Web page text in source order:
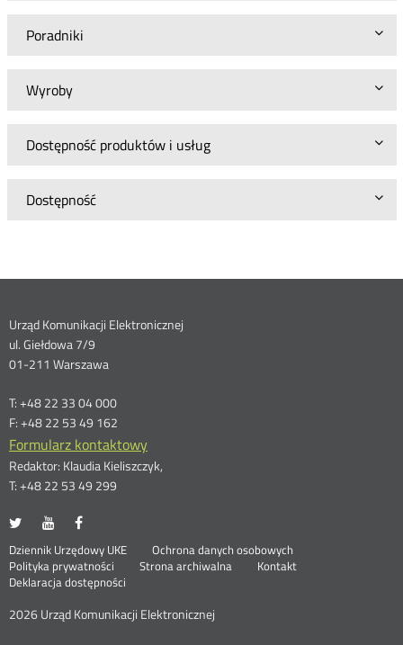
Poradniki
Wyroby
Dostępność produktów i usług
Dostępność
Dane
kontaktowe
Urząd Komunikacji Elektronicznej
ul. Giełdowa 7/9
01-211 Warszawa
T: +48 22 33 04 000
F: +48 22 53 49 162
Formularz kontaktowy
Redaktor: Klaudia Kieliszczyk,
T: +48 22 53 49 299
UKE
portalu
Twitter
Otwórz
nowym
oknie
UKE
portalu
Youtube
Otwórz
nowym
oknie
portalu
Facebook
nowym
oknie
Stopka
menu
Dziennik Urzędowy UKE Otwórz
Ochrona danych osobowych
Polityka prywatności
Otwórz
w
oknie
Strona archiwalna
Kontakt
Deklaracja dostępności
2026 Urząd Komunikacji Elektronicznej